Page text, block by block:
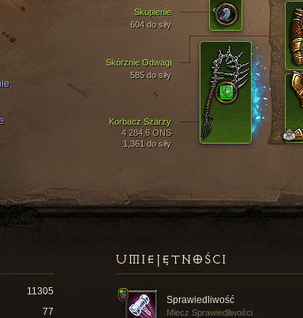
Skórznie Odwagi
585 do siły
Korbacz Szarży
4 284,6 ONS
1,361 do siły
Skupienie
604 do siły
UMIEJĘTNOŚCI
Sprawiedliwość
Miecz Sprawiedliwości
11305
77